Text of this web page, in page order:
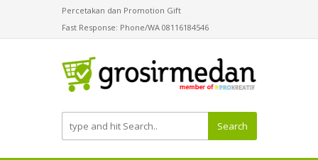
Percetakan dan Promotion Gift
Fast Response: Phone/WA 08116184546
Search